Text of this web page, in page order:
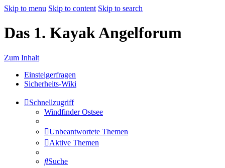
Skip to menu Skip to content Skip to search
Das 1. Kayak Angelforum
Zum Inhalt
Einsteigerfragen
Sicherheits-Wiki
Schnellzugriff
Windfinder Ostsee
Unbeantwortete Themen
Aktive Themen
Suche